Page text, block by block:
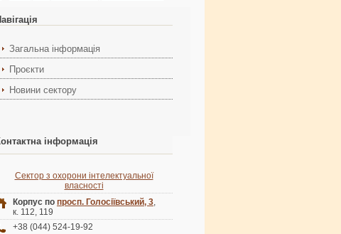
Загальна інформація
Проєкти
Новини сектору
інформація
Сектор з охорони інтелектуальної
власності
Корпус по просп. Голосіївський, 3,
к. 112, 119
+38 (044) 524-19-92